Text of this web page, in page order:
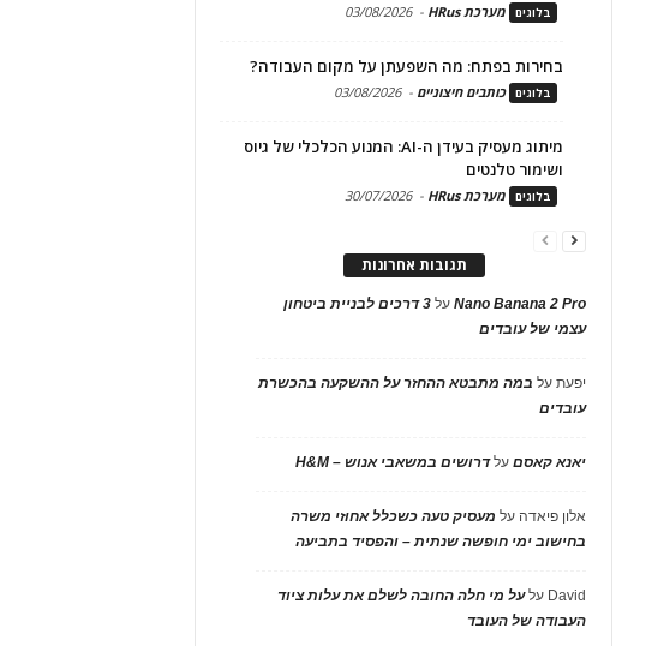
בלוגים מערכת HRus -
03/08/2026
בחירות בפתח: מה השפעתן על מקום העבודה?
בלוגים כותבים חיצוניים -
03/08/2026
מיתוג מעסיק בעידן ה-AI: המנוע הכלכלי של גיוס
ושימור טלנטים
בלוגים מערכת HRus -
30/07/2026
תגובות אחרונות
Nano Banana 2 Proעל
3 דרכים לבניית ביטחון
עצמי של עובדים
יפעתעל במה מתבטא ההחזר על ההשקעה בהכשרת
עובדים
יאנא קאסםעלדרושים במשאבי אנוש – H&M
אלון פיאדה על מעסיק טעה כשכלל אחוזי משרה
בחישוב ימי חופשה שנתית – והפסיד בתביעה
David עלעל מי חלה החובה לשלם את עלות ציוד
העבודה של העובד